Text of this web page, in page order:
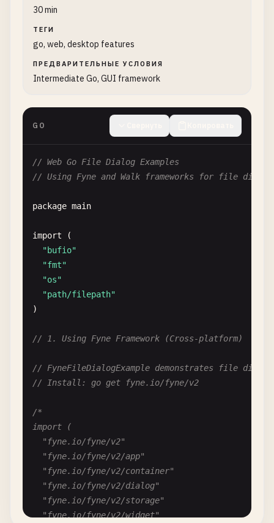
30 min
ТЕГИ
go, web, desktop features
ПРЕДВАРИТЕЛЬНЫЕ УСЛОВИЯ
Intermediate Go, GUI framework
GO
// Web Go File Dialog Examples
// Using Fyne and Walk frameworks for file
package main
import
(
"bufio"
"fmt"
"os"
"path/filepath"
)
// 1. Using Fyne Framework (Cross-platform)
// FyneFileDialogExample demonstrates file
// Install: go get fyne.io/fyne/v2
/*
import (